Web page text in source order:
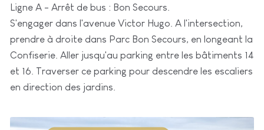
Ligne A - Arrêt de bus : Bon Secours.
S'engager dans l'avenue Victor Hugo. A l'intersection,
prendre à droite dans Parc Bon Secours, en longeant la
Confiserie. Aller jusqu'au parking entre les bâtiments 14
et 16. Traverser ce parking pour descendre les escaliers
en direction des jardins.